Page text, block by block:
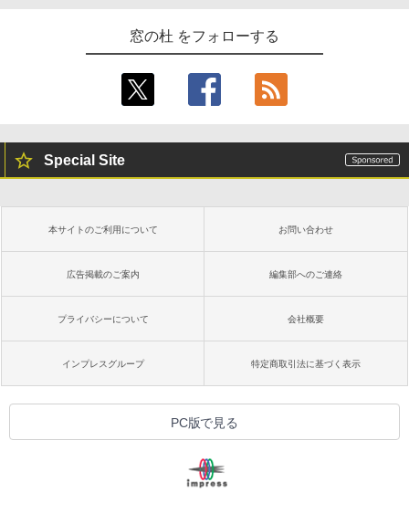
窓の杜 をフォローする
Special Site
本サイトのご利用について お問い合わせ
広告掲載のご案内 編集部へのご連絡
プライバシーについて 会社概要
インプレスグループ 特定商取引法に基づく表示
PC版で見る